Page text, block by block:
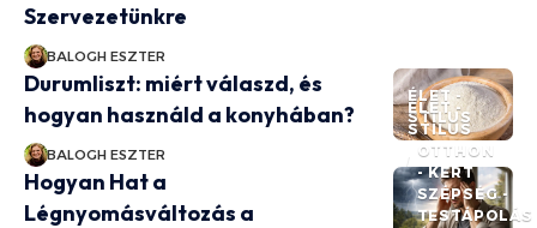
Szervezetünkre
BALOGH ESZTER
ÉLET -
STÍLUS
Durumliszt: miért válaszd, és
hogyan használd a konyhában?
BALOGH ESZTER
ÉLET -
STÍLUS
OTTHON
- KERT
SZÉPSÉG -
TESTÁPOLÁS
Hogyan Hat a
Légnyomásváltozás a